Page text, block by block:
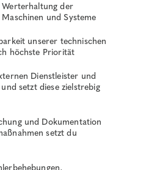
der
und Systeme
unserer technischen
höchste Priorität
Dienstleister und
setzt diese zielstrebig
und Dokumentation
setzt du